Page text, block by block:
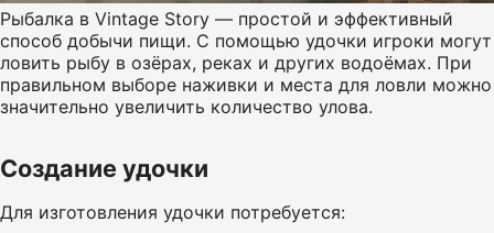
Рыбалка в Vintage Story — простой и эффективный
способ добычи пищи. С помощью удочки игроки могут
ловить рыбу в озёрах, реках и других водоёмах. При
правильном выборе наживки и места для ловли можно
значительно увеличить количество улова.
Создание удочки
Для изготовления удочки потребуется: